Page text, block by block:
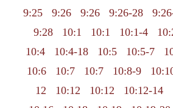
9:25
9:26 9:26 9:26-28
9:28
10:1 10:1 10:1-4
10:4
10:4-18 10:5 10:5-7
10:6
10:7 10:7 10:8-9
12
10:12 10:12 10:12-14